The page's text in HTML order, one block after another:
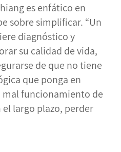
es enfático en
sobre simplificar. “Un
diagnóstico y
su calidad de vida,
de que no tiene
que ponga en
mal funcionamiento de
el largo plazo, perder